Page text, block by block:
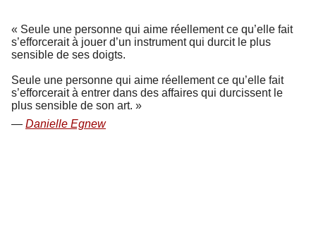
Seule une personne qui aime réellement ce qu’elle fait
s’efforcerait à jouer d’un instrument qui durcit le plus
sensible de ses doigts.
Seule une personne qui aime réellement ce qu’elle fait
s’efforcerait à entrer dans des affaires qui durcissent le
plus sensible de son art.
Danielle Egnew